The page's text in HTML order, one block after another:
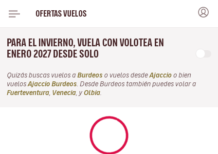
OFERTAS VUELOS
PARA EL INVIERNO, VUELA CON VOLOTEA EN
ENERO 2027 DESDE SOLO
Quizás buscas vuelos a Burdeos o vuelos desde Ajaccio o bien
vuelos Ajaccio Burdeos . Desde Burdeos también puedes volar a
Fuerteventura Venecia , y Olbia